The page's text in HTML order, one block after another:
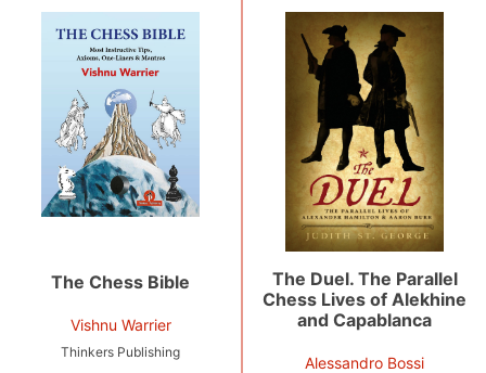
The Chess Bible
Vishnu Warrier
Thinkers Publishing
The Duel. The Parallel
Chess Lives of Alekhine
and Capablanca
Alessandro Bossi